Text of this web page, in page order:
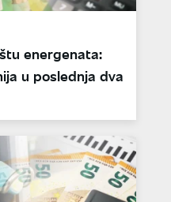
energenata:
u poslednja dva